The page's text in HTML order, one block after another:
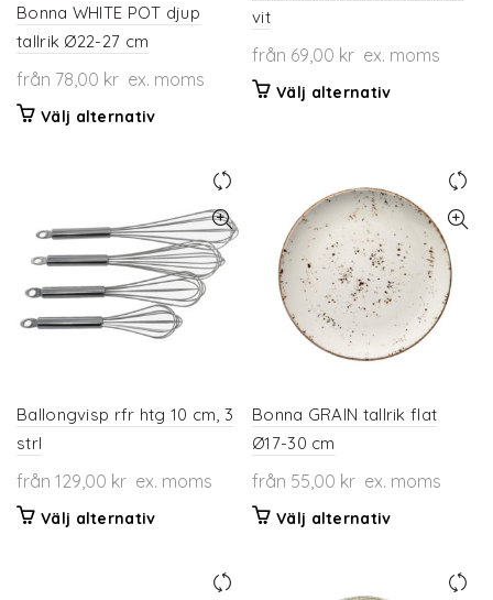
Bonna WHITE POT djup
tallrik Ø22-27 cm
från 78,00 kr ex. moms
Välj alternativDen
flera
varianter.
De
olika
alternativen
kan
produktsidan
vit
från 69,00 kr ex. moms
Välj alternativDen
flera
varianter.
De
olika
alternativen
kan
väljas
på
Ballongvisp rfr htg 10 cm, 3
strl
från 129,00 kr ex. moms
Välj alternativDen
Bonna GRAIN tallrik flat
Ø17-30 cm
från 55,00 kr ex. moms
Välj alternativDen